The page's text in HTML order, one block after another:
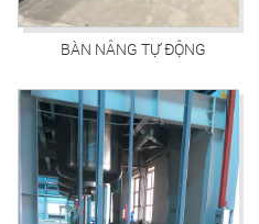
BÀN NÂNG TỰ ĐỘNG